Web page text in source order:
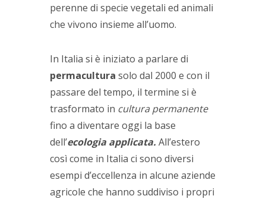
perenne di specie vegetali ed animali
che vivono insieme all’uomo.
In Italia si è iniziato a parlare di
permacultura solo dal 2000 e con il
passare del tempo, il termine si è
trasformato in cultura permanente
fino a diventare oggi la base
dell’ecologia applicata. All’estero
così come in Italia ci sono diversi
esempi d’eccellenza in alcune aziende
agricole che hanno suddiviso i propri